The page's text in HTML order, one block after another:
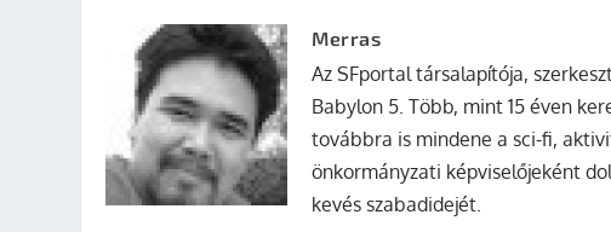
Merras
Az SFportal társalapítója,
Babylon 5. Több, mint 15 éven
továbbra is mindene a sci-fi,
önkormányzati képviselőjeként
kevés szabadidejét.